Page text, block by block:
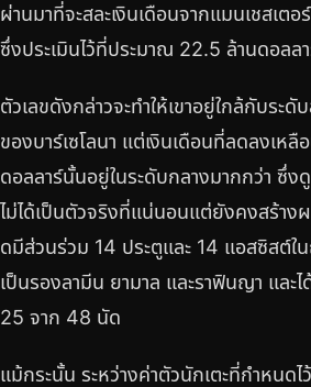
ผ่านมาที่จะสละเงินเดือนจากแมนเชสเต
ซึ่งประเมินไว้ที่ประมาณ 22.5 ล้านดอลล
ตัวเลขดังกล่าวจะทำให้เขาอยู่ใกล้กับระ
ของบาร์เซโลนา แต่เงินเดือนที่ลดลงเห
ดอลลาร์นั้นอยู่ในระดับกลางมากกว่า ซึ่ง
ไม่ได้เป็นตัวจริงที่แน่นอนแต่ยังคงสร้าง
ดมีส่วนร่วม 14 ประตูและ 14 แอสซิสต์ใน
เป็นรองลามีน ยามาล และราฟินญา และ
25 จาก 48 นัด
แม้กระนั้น ระหว่างค่าตัวนักเตะที่กำหนดไ